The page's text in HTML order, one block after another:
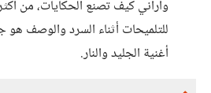
وأراني كيف تصنع الحكايات، من
للتلميحات أثناء السرد والوصف
أغنية الجليد والنار.